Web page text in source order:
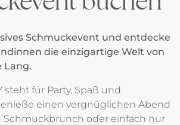
Schmuckevent und entdecke
die einzigartige Welt von
Lang.
steht für Party, Spaß und
einen vergnüglichen Abend
Schmuckbrunch oder einfach nur